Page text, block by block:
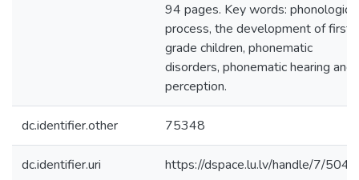
94 pages. Key words: phonological
process, the development of first
grade children, phonematic
disorders, phonematic hearing and
perception.
dc.identifier.other 75348
dc.identifier.uri https://dspace.lu.lv/handle/7/